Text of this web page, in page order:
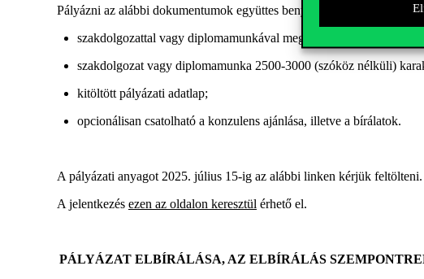
Pályázni az alábbi dokumentumok együttes benyújtásával lehet:
szakdolgozattal vagy diplomamunkával megegyező
szakdolgozat vagy diplomamunka 2500-3000 (szóköz nélküli)
kitöltött pályázati adatlap;
opcionálisan csatolható a konzulens ajánlása, illetve a bírálatok.
A pályázati anyagot 2025. július 15-ig az alábbi linken kérjük
A jelentkezés ezen az oldalon keresztül érhető el.
PÁLYÁZAT ELBÍRÁLÁSA, AZ ELBÍRÁLÁS